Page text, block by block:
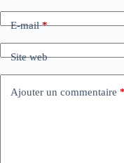
E-mail*
Site web
Ajouter un commentaire *